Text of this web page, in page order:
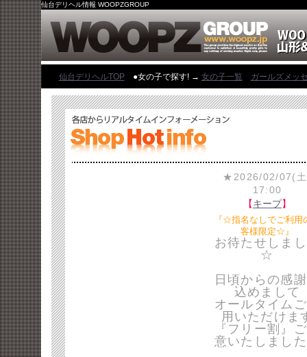
仙台デリヘル情報 WOOPZGROUP
仙台デリヘルTOP●女の子で探す! → 女の子一覧 ガールズメッ
★2026/02/07(
17:00
【キープ】
『☆指名なしでご利用
客様限定☆』
お待たせしま
☆
日頃からの感
込めまして
オールタイム
用いただけま
『フリー割』
意いたしまし